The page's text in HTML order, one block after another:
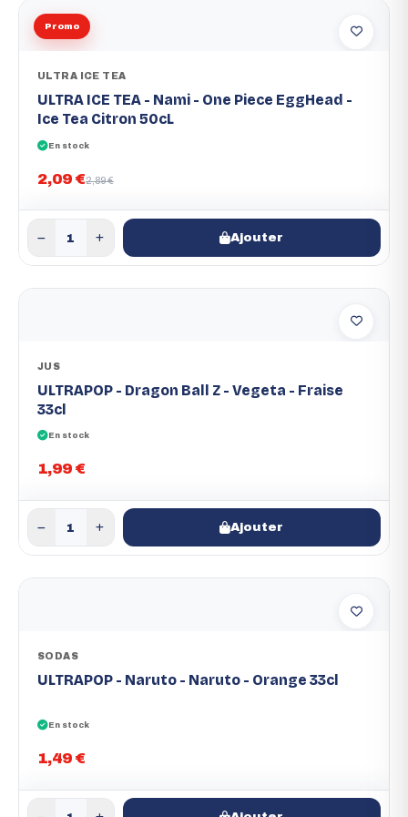
Promo
ULTRA ICE TEA
ULTRA ICE TEA - Nami - One Piece EggHead -
Ice Tea Citron 50cL
En stock
2,09 €2,89 €
Ajouter
JUS
ULTRAPOP - Dragon Ball Z - Vegeta - Fraise
33cl
En stock
1,99 €
Ajouter
SODAS
ULTRAPOP - Naruto - Naruto - Orange 33cl
En stock
1,49 €